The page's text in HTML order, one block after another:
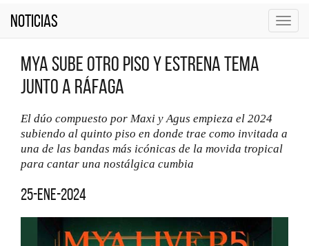
Noticias
MYA sube otro piso y estrena tema
junto a Ráfaga
El dúo compuesto por Maxi y Agus empieza el 2024
subiendo al quinto piso en donde trae como invitada a
una de las bandas más icónicas de la movida tropical
para cantar una nostálgica cumbia
25-ene-2024